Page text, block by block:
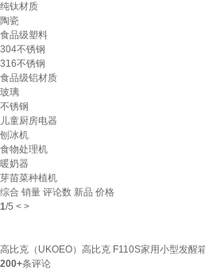
纯钛材质
陶瓷
食品级塑料
304不锈钢
316不锈钢
食品级铝材质
玻璃
不锈钢
儿童厨房电器
刨冰机
食物处理机
暖奶器
芽苗菜种植机
综合 销量 评论数 新品 价格
1/5 < >
高比克（UKOEO）高比克 F110S家用小型发醒
200+条评论